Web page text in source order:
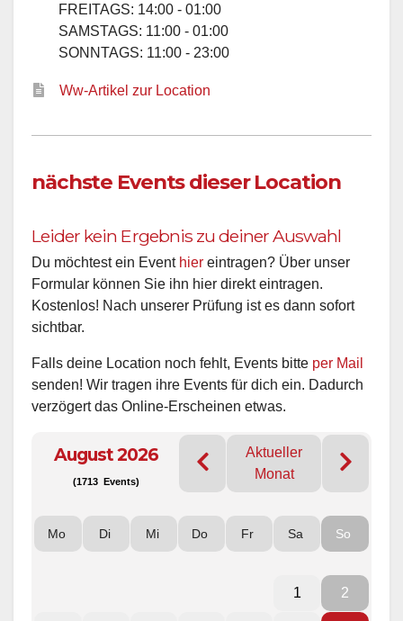
FREITAGS: 14:00 - 01:00
SAMSTAGS: 11:00 - 01:00
SONNTAGS: 11:00 - 23:00
Ww-Artikel zur Location
nächste Events dieser Location
Leider kein Ergebnis zu deiner Auswahl
Du möchtest ein Event hier eintragen? Über unser
Formular können Sie ihn hier direkt eintragen.
Kostenlos! Nach unserer Prüfung ist es dann sofort
sichtbar.
Falls deine Location noch fehlt, Events bitte per Mail
senden! Wir tragen ihre Events für dich ein. Dadurch
verzögert das Online-Erscheinen etwas.
August 2026
(1713 Events)
Aktueller
Monat
Mo Di Mi Do Fr Sa So
1 2